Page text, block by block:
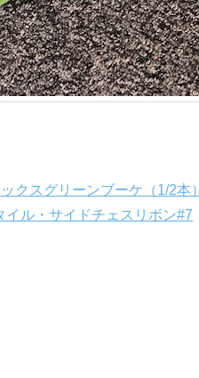
クスグリーンブーケ（1/2本）
イル・サイドチェスリボン#7